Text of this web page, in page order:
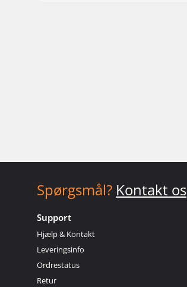
Spørgsmål? Kontakt os
Support
Hjælp & Kontakt
Leveringsinfo
Ordrestatus
Retur